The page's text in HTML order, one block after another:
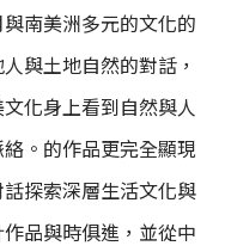
南美洲多元的文化的
與土地自然的對話，
化身上看到自然與人
。的作品更完全顯現
探索深層生活文化與
品與時俱進，並從中